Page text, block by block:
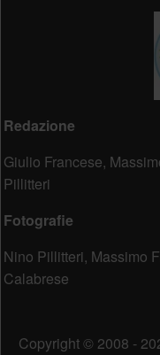
Redazione
Giulio Francese,
Pillitteri
Fotografie
Nino Pillitteri, Massimo
Calabrese
Copyright © 2008 -